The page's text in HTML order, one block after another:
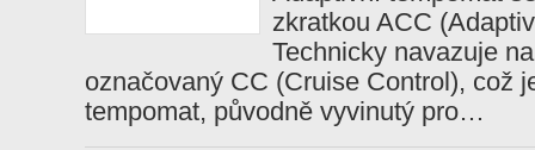
zkratkou ACC
Technicky navazuje
označovaný CC (Cruise Control), což
tempomat, původně vyvinutý pro…